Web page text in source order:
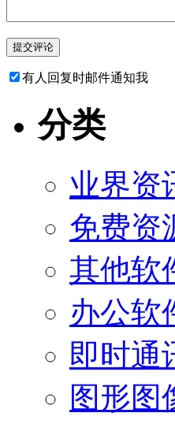
有人回复时邮件通知我
分类
业界资
免费资
其他软
办公软
即时通
图形图